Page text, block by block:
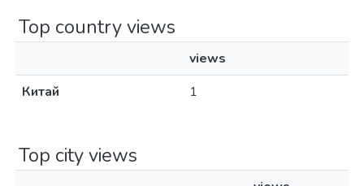
Top country views
views
Китай
1
Top city views